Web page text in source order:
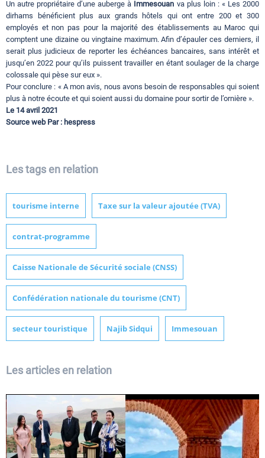
Un autre propriétaire d’une auberge à Immesouan va plus loin : « Les 2000
dirhams bénéficient plus aux grands hôtels qui ont entre 200 et 300
employés et non pas pour la majorité des établissements au Maroc qui
comptent une dizaine ou vingtaine maximum. Afin d’épauler ces derniers, il
serait plus judicieux de reporter les échéances bancaires, sans intérêt et
jusqu’en 2022 pour qu’ils puissent travailler en étant soulager de la charge
colossale qui pèse sur eux ».
Pour conclure : « A mon avis, nous avons besoin de responsables qui soient
plus à notre écoute et qui soient aussi du domaine pour sortir de l’ornière ».
Le 14 avril 2021
Source web Par : hespress
Les tags en relation
tourisme interne Taxe sur la valeur ajoutée (TVA)
contrat-programme
Caisse Nationale de Sécurité sociale (CNSS)
Confédération nationale du tourisme (CNT)
secteur touristique Najib Sidqui Immesouan
Les articles en relation